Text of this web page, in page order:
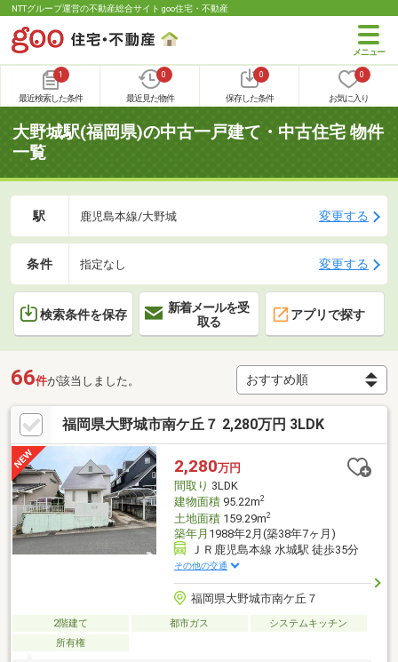
NTTグループ運営の不動産総合サイト goo住宅・不動産
1
最近検索した条件
0
最近見た物件
0
保存した条件
0
お気に入り
大野城駅(福岡県)の中古一戸建て・中古住宅 物件
一覧
駅 鹿児島本線/大野城 変更する
条件 指定なし 変更する
検索条件を保存
新着メールを受
取る
アプリで探す
66件が該当しました。
福岡県大野城市南ケ丘７ 2,280万円 3LDK
2,280万円
間取り 3LDK
建物面積95.22m2
土地面積159.29m2
築年月 1988年2月(築38年7ヶ月)
ＪＲ鹿児島本線 水城駅 徒歩35分
その他の交通
福岡県大野城市南ケ丘７
2階建て 都市ガス
システムキッチン
所有権